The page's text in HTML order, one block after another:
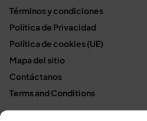
Términos y condiciones
Política de Privacidad
Política de cookies (UE)
Mapa del sitio
Contáctanos
Terms and Conditions